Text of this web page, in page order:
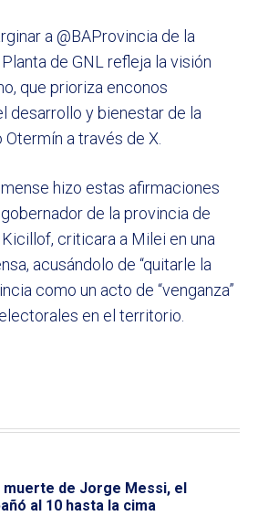
a @BAProvincia de la
de GNL refleja la visión
que prioriza enconos
desarrollo y bienestar de la
Otermín a través de X.
hizo estas afirmaciones
de la provincia de
criticara a Milei en una
acusándolo de “quitarle la
como un acto de “venganza”
en el territorio.
de Jorge Messi, el
al 10 hasta la cima